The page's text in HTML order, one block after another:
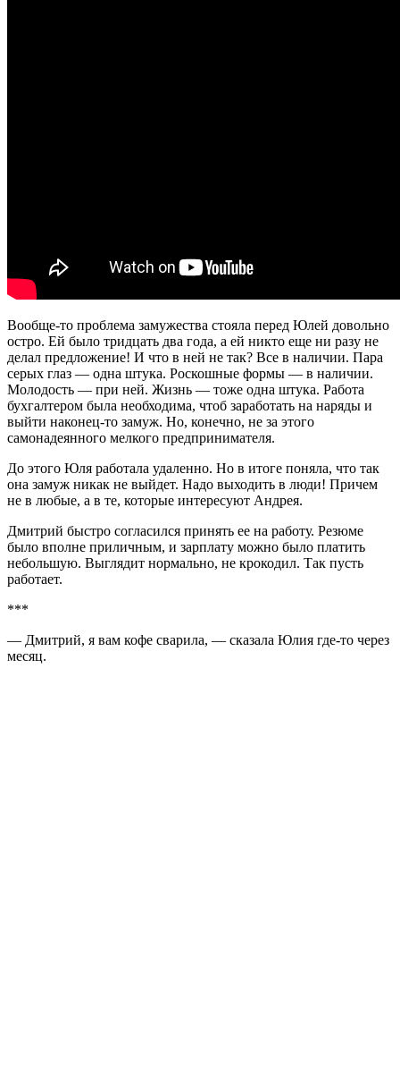
Вообще-то проблема замужества стояла перед Юлей довольно
остро. Ей было тридцать два года, а ей никто еще ни разу не
делал предложение! И что в ней не так? Все в наличии. Пара
серых глаз — одна штука. Роскошные формы — в наличии.
Молодость — при ней. Жизнь — тоже одна штука. Работа
бухгалтером была необходима, чтоб заработать на наряды и
выйти наконец-то замуж. Но, конечно, не за этого
самонадеянного мелкого предпринимателя.
До этого Юля работала удаленно. Но в итоге поняла, что так
она замуж никак не выйдет. Надо выходить в люди! Причем
не в любые, а в те, которые интересуют Андрея.
Дмитрий быстро согласился принять ее на работу. Резюме
было вполне приличным, и зарплату можно было платить
небольшую. Выглядит нормально, не крокодил. Так пусть
работает.
***
— Дмитрий, я вам кофе сварила, — сказала Юлия где-то через
месяц.